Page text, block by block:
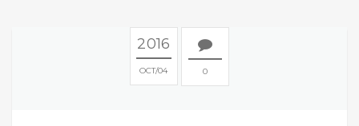
2016
OCT 04 0